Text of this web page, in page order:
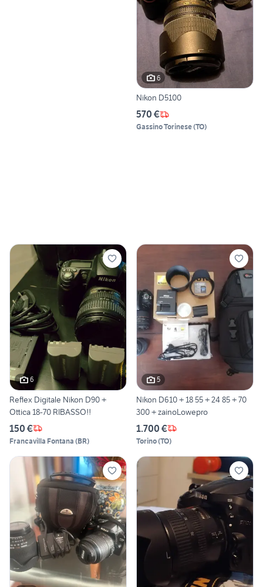
6
Nikon D5100
570 €
Gassino Torinese(TO)
6
Reflex Digitale Nikon D90 +
Ottica 18-70 RIBASSO!!
150 €
Francavilla Fontana (BR)
5
Nikon D610 + 18 55 + 24 85 + 70
300 + zainoLowepro
1.700 €
Torino(TO)